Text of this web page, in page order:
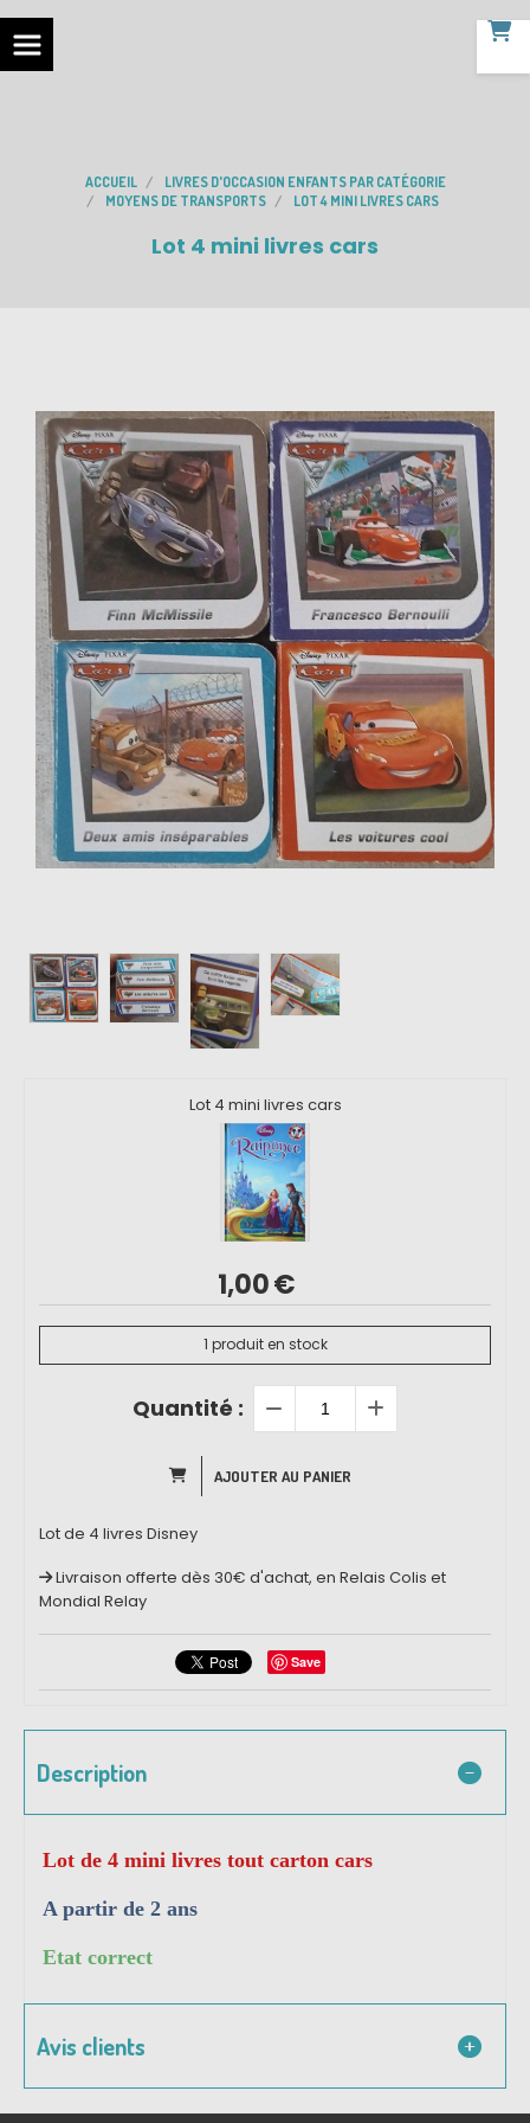
ACCUEIL
LIVRES D'OCCASION ENFANTS PAR CATÉGORIE
MOYENS DE TRANSPORTS
LOT 4 MINI LIVRES CARS
Lot 4 mini livres cars
Lot 4 mini livres cars
1,00€
1 produit en stock
Quantité :
AJOUTER AU PANIER
Lot de 4 livres Disney
Livraison offerte dès 30€ d'achat, en Relais Colis et
Mondial Relay
Save
Description
Lot de 4 mini livres tout carton cars
A partir de 2 ans
Etat correct
Avis clients